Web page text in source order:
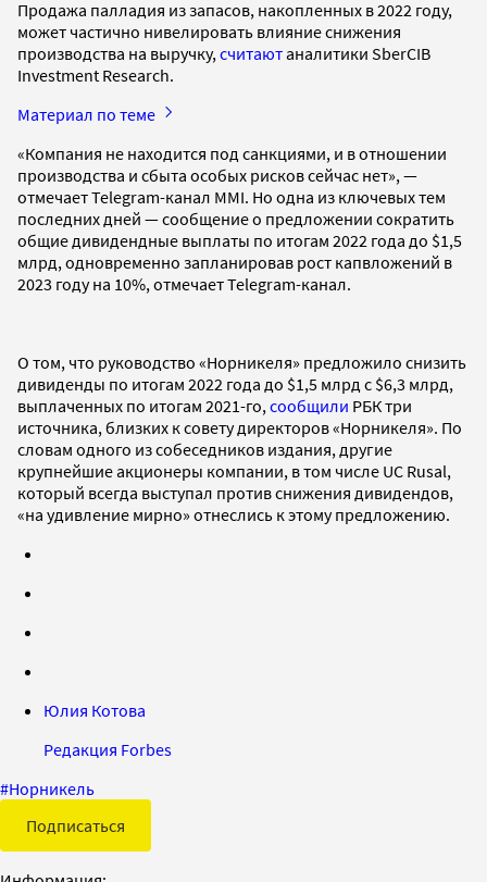
Продажа палладия из запасов, накопленных в 2022 году,
может частично нивелировать влияние снижения
производства на выручку, считаютаналитики SberCIB
Investment Research.
Материал по теме
«Компания не находится под санкциями, и в отношении
производства и сбыта особых рисков сейчас нет», —
отмечает Telegram-канал MMI. Но одна из ключевых тем
последних дней — сообщение о предложении сократить
общие дивидендные выплаты по итогам 2022 года до $1,5
млрд, одновременно запланировав рост капвложений в
2023 году на 10%, отмечает Telegram-канал.
О том, что руководство «Норникеля» предложило снизить
дивиденды по итогам 2022 года до $1,5 млрд с $6,3 млрд,
выплаченных по итогам 2021-го, сообщили РБК три
источника, близких к совету директоров «Норникеля». По
словам одного из собеседников издания, другие
крупнейшие акционеры компании, в том числе UC Rusal,
который всегда выступал против снижения дивидендов,
«на удивление мирно» отнеслись к этому предложению.
Юлия Котова
Редакция Forbes
#Норникель
Подписаться